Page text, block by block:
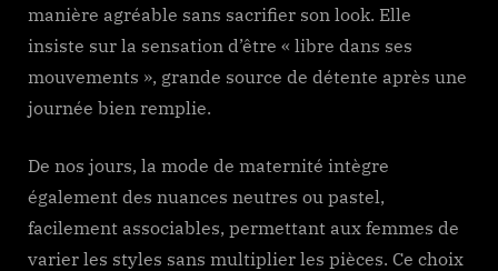
manière agréable sans sacrifier son look. Elle
insiste sur la sensation d’être « libre dans ses
mouvements », grande source de détente après une
journée bien remplie.
De nos jours, la mode de maternité intègre
également des nuances neutres ou pastel,
facilement associables, permettant aux femmes de
varier les styles sans multiplier les pièces. Ce choix